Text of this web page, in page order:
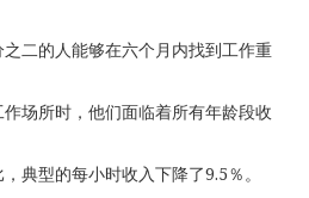
二的人能够在六个月内找到工作重
场所时，他们面临着所有年龄段收
典型的每小时收入下降了9.5％。